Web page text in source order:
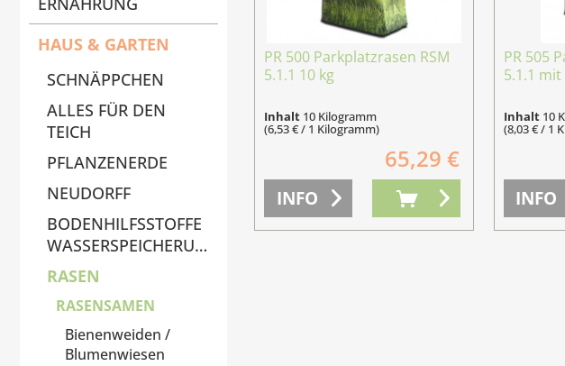
HAUS & GARTEN
SCHNÄPPCHEN
ALLES FÜR DEN
TEICH
PFLANZENERDE
NEUDORFF
BODENHILFSSTOFFE
WASSERSPEICHERUNG
RASEN
RASENSAMEN
Bienenweiden /
Blumenwiesen
PR 500 Parkplatzrasen RSM
5.1.1 10 kg
Inhalt 10 Kilogramm
(6,53 € / 1 Kilogramm)
65,29 €
INFO
PR 505
5.1.1 mit
Inhalt 10
(8,03 € / 1
INFO